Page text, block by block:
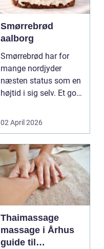
Smørrebrød
aalborg
Smørrebrød har for
mange nordjyder
næsten status som en
højtid i sig selv. Et godt
02 April 2026
Thaimassage
massage i Århus
guide til